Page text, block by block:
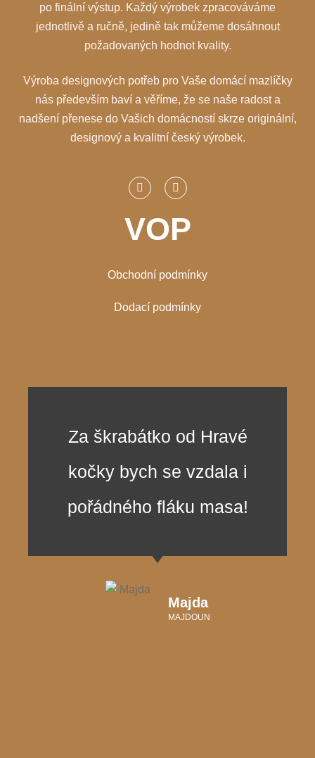
po finální výstup. Každý výrobek zpracováváme
jednotlivě a ručně, jedině tak můžeme dosáhnout
požadovaných hodnot kvality.
Výroba designových potřeb pro Vaše domácí mazlíčky
nás především baví a věříme, že se naše radost a
nadšení přenese do Vašich domácností skrze originální,
designový a kvalitní český výrobek.
VOP
Obchodní podmínky
Dodací podmínky
Za škrabátko od Hravé
kočky bych se vzdala i
pořádného fláku masa!
Majda
MAJDOUN